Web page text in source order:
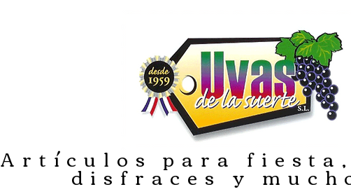
Artículos para
disfraces y